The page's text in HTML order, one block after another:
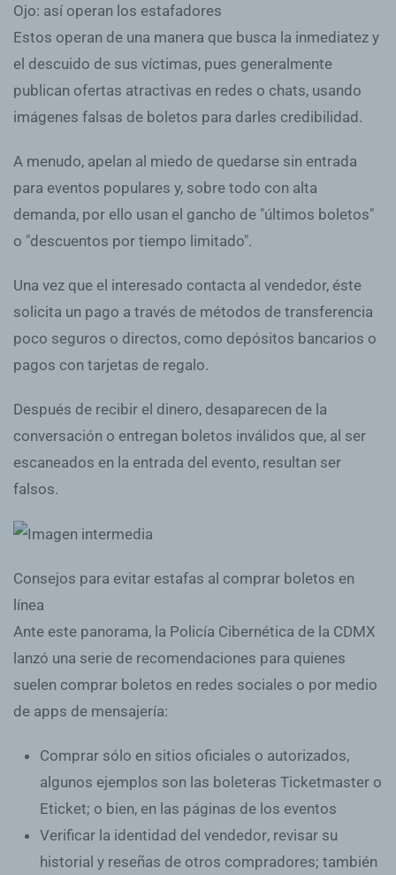
Ojo: así operan los estafadores
Estos operan de una manera que busca la inmediatez y
el descuido de sus víctimas, pues generalmente
publican ofertas atractivas en redes o chats, usando
imágenes falsas de boletos para darles credibilidad.
A menudo, apelan al miedo de quedarse sin entrada
para eventos populares y, sobre todo con alta
demanda, por ello usan el gancho de "últimos boletos"
o "descuentos por tiempo limitado".
Una vez que el interesado contacta al vendedor, éste
solicita un pago a través de métodos de transferencia
poco seguros o directos, como depósitos bancarios o
pagos con tarjetas de regalo.
Después de recibir el dinero, desaparecen de la
conversación o entregan boletos inválidos que, al ser
escaneados en la entrada del evento, resultan ser
falsos.
Consejos para evitar estafas al comprar boletos en
línea
Ante este panorama, la Policía Cibernética de la CDMX
lanzó una serie de recomendaciones para quienes
suelen comprar boletos en redes sociales o por medio
de apps de mensajería:
Comprar sólo en sitios oficiales o autorizados,
algunos ejemplos son las boleteras Ticketmaster o
Eticket; o bien, en las páginas de los eventos
Verificar la identidad del vendedor, revisar su
historial y reseñas de otros compradores; también